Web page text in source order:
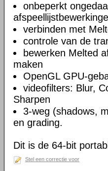
onbeperkt
verbinden met
controle van de
bewerken Melted
maken
OpenGL GPU-
videofilters: Blur,
Sharpen
3-weg (shadows,
en grading.
Dit is de 64-bit
Stel een correctie voor